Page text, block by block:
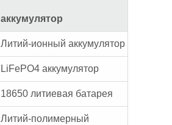
аккумулятор
Литий-ионный аккумулятор
LiFePO4 аккумулятор
18650 литиевая батарея
Литий-полимерный